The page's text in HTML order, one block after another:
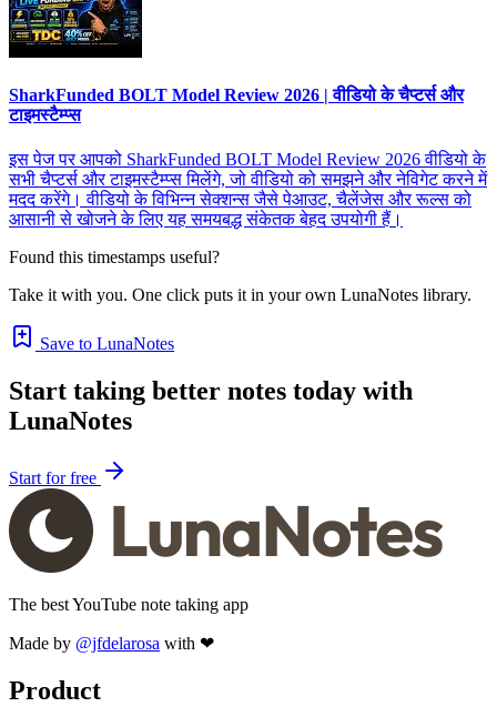
SharkFunded BOLT Model Review 2026 | वीडियो के चैप्टर्स और
टाइमस्टैम्प्स
इस पेज पर आपको SharkFunded BOLT Model Review 2026 वीडियो के
सभी चैप्टर्स और टाइमस्टैम्प्स मिलेंगे, जो वीडियो को समझने और नेविगेट करने में
मदद करेंगे। वीडियो के विभिन्न सेक्शन्स जैसे पेआउट, चैलेंजेस और रूल्स को
आसानी से खोजने के लिए यह समयबद्ध संकेतक बेहद उपयोगी हैं।
Found this timestamps useful?
Take it with you. One click puts it in your own LunaNotes library.
Save to LunaNotes
Start taking better notes today with
LunaNotes
Start for free
The best YouTube note taking app
Made by @jfdelarosa with ❤
Product